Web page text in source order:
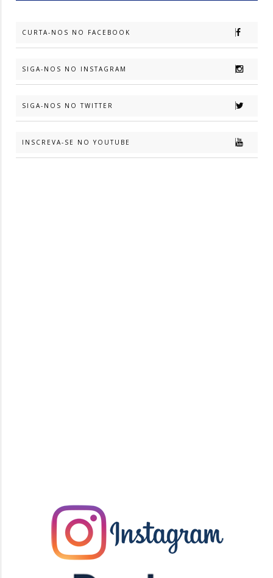
CURTA-NOS NO FACEBOOK
SIGA-NOS NO INSTAGRAM
SIGA-NOS NO TWITTER
INSCREVA-SE NO YOUTUBE